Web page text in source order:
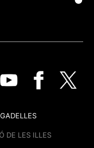
DE LES ILLES